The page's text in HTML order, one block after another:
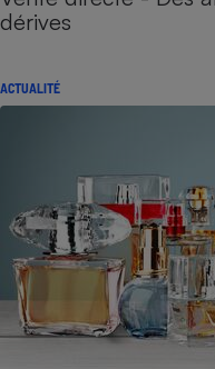
dérives
ACTUALITÉ